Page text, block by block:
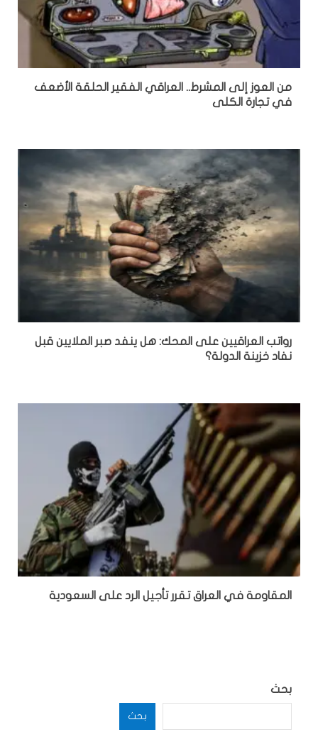
من العوز إلى المشرط.. العراقي الفقير الحلقة الأضعف
في تجارة الكلى
رواتب العراقيين على المحك: هل ينفد صبر الملايين قبل
نفاد خزينة الدولة؟
المقاومة في العراق تقرر تأجيل الرد على السعودية
بحث
بحث